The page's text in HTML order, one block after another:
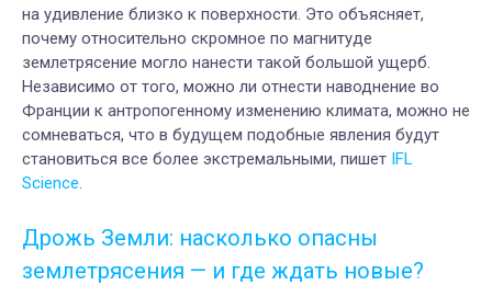
на удивление близко к поверхности. Это объясняет,
почему относительно скромное по магнитуде
землетрясение могло нанести такой большой ущерб.
Независимо от того, можно ли отнести наводнение во
Франции к антропогенному изменению климата, можно не
сомневаться, что в будущем подобные явления будут
становиться все более экстремальными, пишет IFL
Science.
Дрожь Земли: насколько опасны
землетрясения — и где ждать новые?